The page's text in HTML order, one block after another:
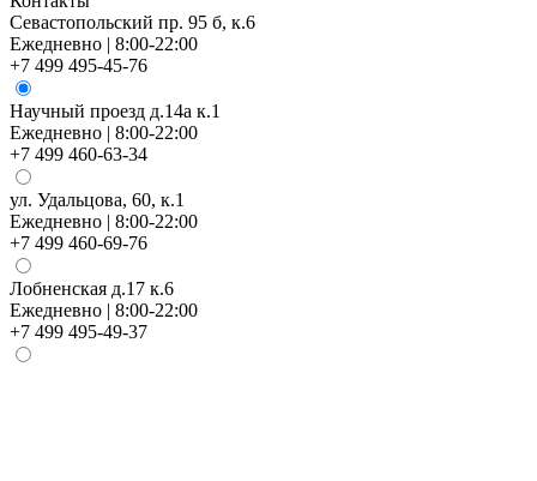
Севастопольский пр. 95 б, к.6
Ежедневно | 8:00-22:00
+7 499 495-45-76
Научный проезд д.14а к.1
Ежедневно | 8:00-22:00
+7 499 460-63-34
ул. Удальцова, 60, к.1
Ежедневно | 8:00-22:00
+7 499 460-69-76
Лобненская д.17 к.6
Ежедневно | 8:00-22:00
+7 499 495-49-37